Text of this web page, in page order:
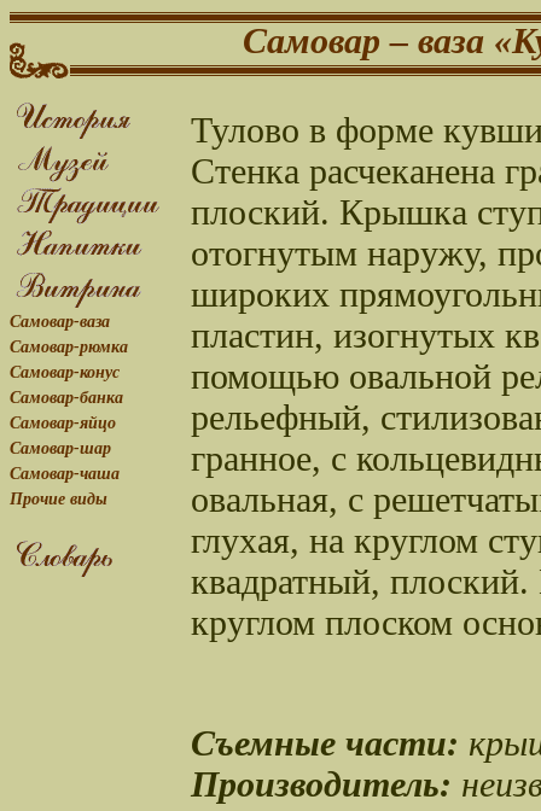
Самовар – ваза
Самовар-ваза
Самовар-рюмка
Самовар-конус
Самовар-банка
Самовар-яйцо
Самовар-шар
Самовар-чаша
Прочие виды
Тулово в форме
Стенка расчеканена
плоский. Крышка
отогнутым наружу,
широких
пластин, изогнутых
помощью овальной
рельефный,
гранное, с
овальная, с
глухая, на круглом
квадратный,
круглом плоском
Съемные части:
Производитель: